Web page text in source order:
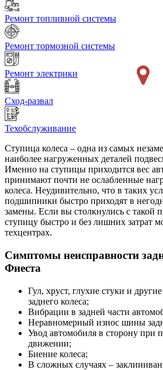
Ремонт топливной системы
Ремонт тормозной системы
Ремонт электрики
Сход-развал
Техобслуживание
Ступица колеса – одна из самых
наиболее нагруженных деталей
Именно на ступицы приходится вес
принимают почти не ослабленные
колеса. Неудивительно, что в таких
подшипники быстро приходят в
замены. Если вы столкнулись с такой
ступицу быстро и без лишних затрат
техцентрах.
Симптомы неисправности
Фиеста
Гул, хруст, глухие стуки и
заднего колеса;
Вибрации в задней части
Неравномерный износ шины
Увод автомобиля в сторону при
движении;
Биение колеса;
В сложных случаях –